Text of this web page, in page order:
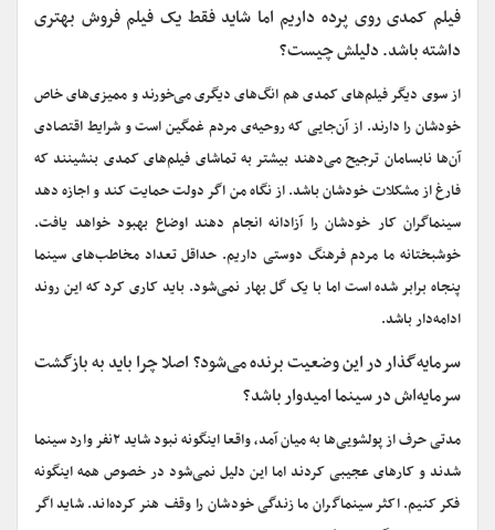
فیلم کمدی روی پرده داریم اما شاید فقط یک فیلم فروش بهتری
داشته باشد. دلیلش چیست؟
از سوی دیگر فیلم‌های کمدی هم انگ‌های دیگری می‌خورند و ممیزی‌های خاص
خودشان را دارند. از آن‌جایی که روحیه‌ی مردم غمگین است و شرایط اقتصادی
آن‌ها نابسامان ترجیح می‌دهند بیشتر به تماشای فیلم‌های کمدی بنشینند که
فارغ از مشکلات خودشان باشد. از نگاه من اگر دولت حمایت کند و اجازه دهد
سینماگران کار خودشان را آزادانه انجام دهند اوضاع بهبود خواهد یافت.
خوشبختانه ما مردم فرهنگ دوستی داریم. حداقل تعداد مخاطب‌های سینما
پنجاه برابر شده است اما با یک گل بهار نمی‌شود‌. باید کاری کرد که این روند
ادامه‌دار باشد.
سرمایه‌گذار در این وضعیت برنده می‌شود؟ اصلا چرا باید به بازگشت
سرمایه‌اش در سینما امیدوار باشد؟‌
مدتی حرف از پولشویی‌ها به میان آمد، واقعا اینگونه نبود شاید ۲نفر وارد سینما
شدند و کارهای عجیبی کردند اما این دلیل نمی‌شود در خصوص همه اینگونه
فکر کنیم. اکثر سینماگران ما زندگی خودشان را وقف هنر کرده‌اند. شاید اگر